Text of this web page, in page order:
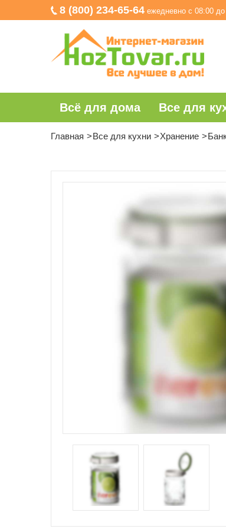
8 (800) 234-65-64 ежедневно с 08:00
Всё для дома Все для
Главная Все для кухни Хранение